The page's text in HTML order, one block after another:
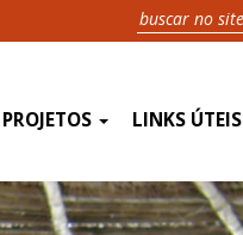
PROJETOS LINKS ÚTEIS